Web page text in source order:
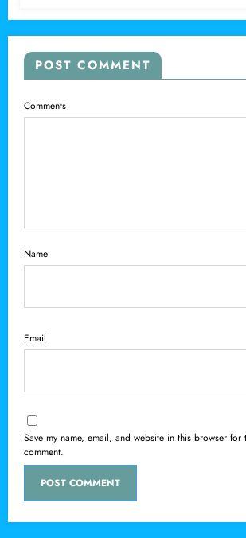
POST COMMENT
Comments
Name
Email
Save my name, email, and website in this browser for
comment.